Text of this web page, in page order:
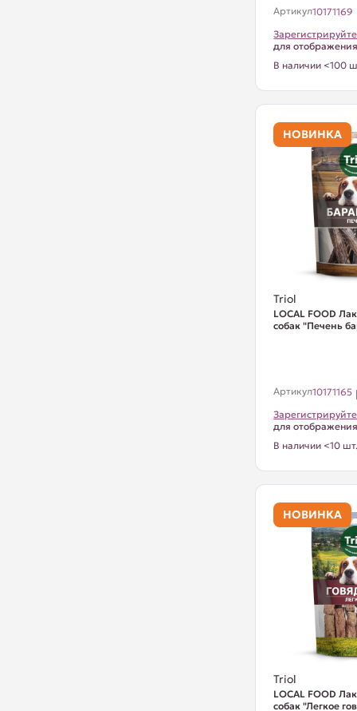
Артикул10171169
для
В наличии <100
НОВИНКА
Triol
LOCAL FOOD
собак "Печень
Артикул10171165
для
В наличии <10
НОВИНКА
Triol
LOCAL FOOD
собак "Легкое